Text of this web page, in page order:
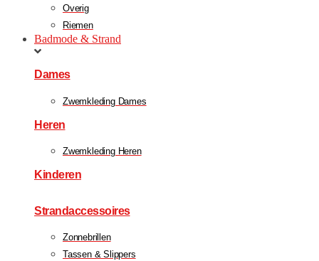
Overig
Riemen
Badmode & Strand
Dames
Zwemkleding Dames
Heren
Zwemkleding Heren
Kinderen
Strandaccessoires
Zonnebrillen
Tassen & Slippers